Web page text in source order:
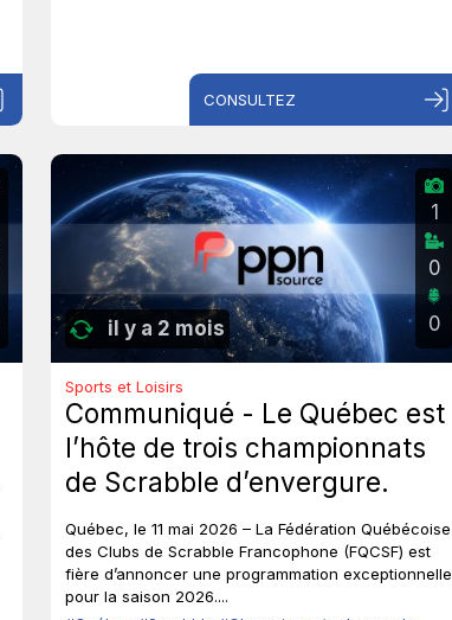
CONSULTEZ
il y a 2 mois
1
0
0
Sports et Loisirs
Communiqué - Le Québec est
l’hôte de trois championnats
de Scrabble d’envergure.
Québec, le 11 mai 2026 – La Fédération Québécoise
des Clubs de Scrabble Francophone (FQCSF) est
fière d’annoncer une programmation exceptionnelle
pour la saison 2026....